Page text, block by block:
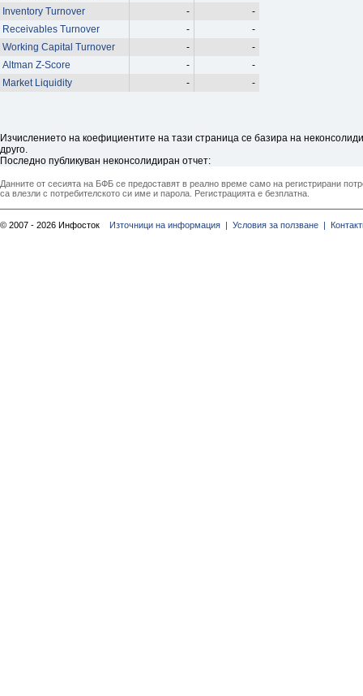
Inventory Turnover
-
-
Receivables Turnover
-
-
Working Capital Turnover
-
-
Altman Z-Score
-
-
Market Liquidity
- -
Изчислението на коефициентите на тази страница се базира на
друго.
Последно публикуван неконсолидиран отчет:
Данните от сесията на БФБ се предоставят в реално време само на регистрирани
са влезли с потребителското си име и парола. Регистрацията е безплатна.
© 2007 - 2026 Инфосток Източници на информация | Условия за ползване |